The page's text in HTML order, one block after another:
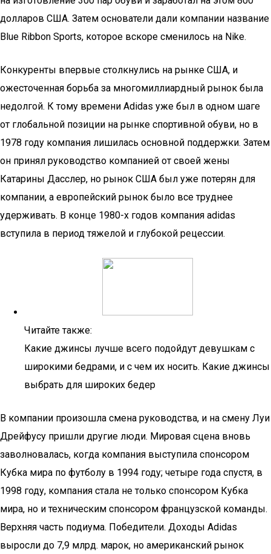
долларов США. Затем основатели дали компании название
Blue Ribbon Sports, которое вскоре сменилось на Nike.
Конкуренты впервые столкнулись на рынке США, и
ожесточенная борьба за многомиллиардный рынок была
недолгой. К тому времени Adidas уже был в одном шаге
от глобальной позиции на рынке спортивной обуви, но в
1978 году компания лишилась основной поддержки. Затем
он принял руководство компанией от своей жены
Катарины Дасслер, но рынок США был уже потерян для
компании, а европейский рынок было все труднее
удерживать. В конце 1980-х годов компания adidas
вступила в период тяжелой и глубокой рецессии.
Читайте также:
Какие джинсы лучше всего подойдут девушкам с
широкими бедрами, и с чем их носить. Какие джинсы
выбрать для широких бедер
В компании произошла смена руководства, и на смену Луи
Дрейфусу пришли другие люди. Мировая сцена вновь
заволновалась, когда компания выступила спонсором
Кубка мира по футболу в 1994 году; четыре года спустя, в
1998 году, компания стала не только спонсором Кубка
мира, но и техническим спонсором французской команды.
Верхняя часть подиума. Победители. Доходы Adidas
выросли до 7,9 млрд. марок, но американский рынок